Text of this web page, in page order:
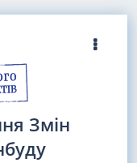
Змін